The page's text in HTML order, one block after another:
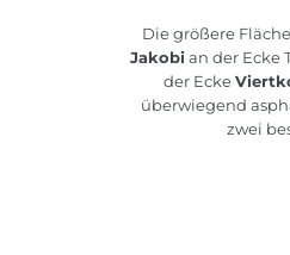
Die größere
Jakobi an der Ecke
der Ecke
überwiegend
zwei